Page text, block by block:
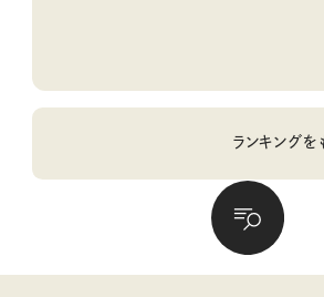
ランキングを